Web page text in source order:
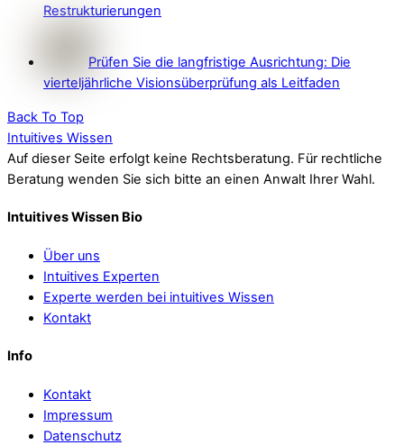
Restrukturierungen
Prüfen Sie die langfristige Ausrichtung: Die
vierteljährliche Visionsüberprüfung als Leitfaden
Back To Top
Intuitives Wissen
Auf dieser Seite erfolgt keine Rechtsberatung. Für rechtliche
Beratung wenden Sie sich bitte an einen Anwalt Ihrer Wahl.
Intuitives Wissen Bio
Über uns
Intuitives Experten
Experte werden bei intuitives Wissen
Kontakt
Info
Kontakt
Impressum
Datenschutz